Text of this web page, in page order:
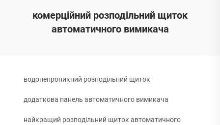
комерційний розподільний щиток
автоматичного вимикача
водонепроникний розподільний щиток
додаткова панель автоматичного вимикача
найкращий розподільний щиток автоматичного